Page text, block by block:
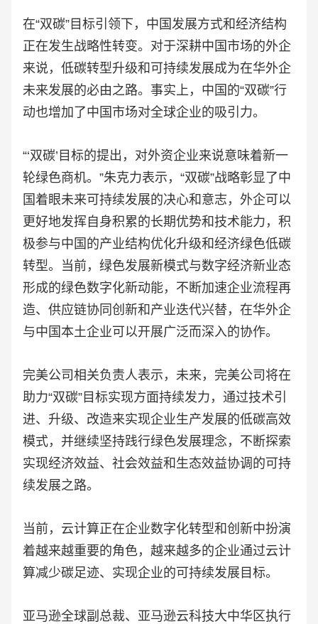
在“双碳”目标引领下，中国发展方式和经济结构
正在发生战略性转变。对于深耕中国市场的外企
来说，低碳转型升级和可持续发展成为在华外企
未来发展的必由之路。事实上，中国的“双碳”行
动也增加了中国市场对全球企业的吸引力。
“‘双碳’目标的提出，对外资企业来说意味着新一
轮绿色商机。”朱克力表示，“双碳”战略彰显了中
国着眼未来可持续发展的决心和意志，外企可以
更好地发挥自身积累的长期优势和技术能力，积
极参与中国的产业结构优化升级和经济绿色低碳
转型。当前，绿色发展新模式与数字经济新业态
形成的绿色数字化新动能，不断加速企业流程再
造、供应链协同创新和产业迭代兴替，在华外企
与中国本土企业可以开展广泛而深入的协作。
完美公司相关负责人表示，未来，完美公司将在
助力“双碳”目标实现方面持续发力，通过技术引
进、升级、改造来实现企业生产发展的低碳高效
模式，并继续坚持践行绿色发展理念，不断探索
实现经济效益、社会效益和生态效益协调的可持
续发展之路。
当前，云计算正在企业数字化转型和创新中扮演
着越来越重要的角色，越来越多的企业通过云计
算减少碳足迹、实现企业的可持续发展目标。
亚马逊全球副总裁、亚马逊云科技大中华区执行